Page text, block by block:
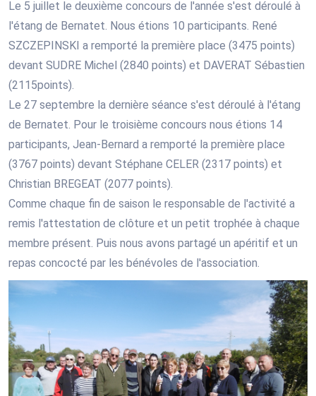
Le 5 juillet le deuxième concours de l'année s'est déroulé à
l'étang de Bernatet. Nous étions 10 participants. René
SZCZEPINSKI a remporté la première place (3475 points)
devant SUDRE Michel (2840 points) et DAVERAT Sébastien
(2115points).
Le 27 septembre la dernière séance s'est déroulé à l'étang
de Bernatet. Pour le troisième concours nous étions 14
participants, Jean-Bernard a remporté la première place
(3767 points) devant Stéphane CELER (2317 points) et
Christian BREGEAT (2077 points).
Comme chaque fin de saison le responsable de l'activité a
remis l'attestation de clôture et un petit trophée à chaque
membre présent. Puis nous avons partagé un apéritif et un
repas concocté par les bénévoles de l'association.